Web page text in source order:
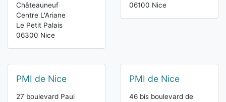
Châteauneuf
Centre L'Ariane
Le Petit Palais
06300 Nice
06100 Nice
PMI de Nice
27 boulevard Paul
PMI de Nice
46 bis boulevard de